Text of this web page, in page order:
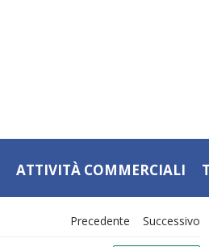
ATTIVITÀ COMMERCIALI
Precedente Successivo